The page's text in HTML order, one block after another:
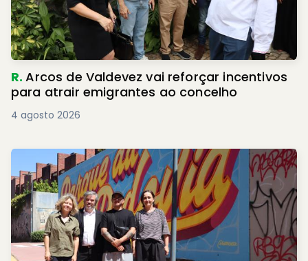
R.Arcos de Valdevez vai reforçar incentivos
para atrair emigrantes ao concelho
4 agosto 2026